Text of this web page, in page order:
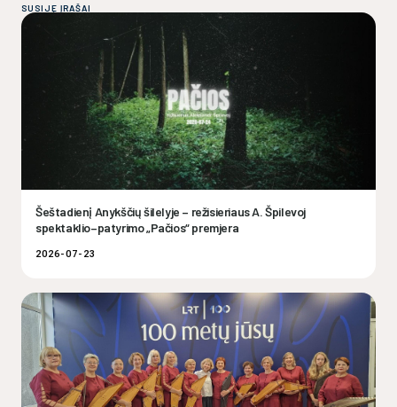
SUSIJĘ ĮRAŠAI
Šeštadienį Anykščių šilelyje – režisieriaus A. Špilevoj
spektaklio–patyrimo „Pačios“ premjera
2026-07-23